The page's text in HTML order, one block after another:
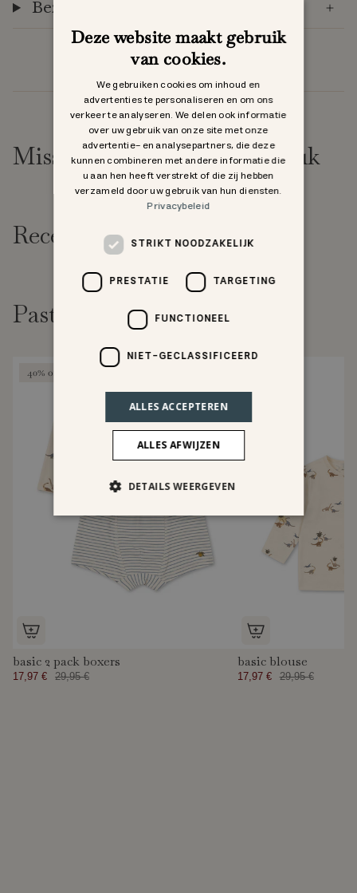
Bezorging & Retourneren
Misschien vind je dit ook leuk
Recent bekeken
Past goed bij
40% off
basic 2 pack boxers
17,97 € 29,95 €
basic blouse
17,97 € 29,95 €
Deze website maakt gebruik
van cookies.
We gebruiken cookies om inhoud en
advertenties te personaliseren en om ons
verkeer te analyseren. We delen ook informatie
over uw gebruik van onze site met onze
advertentie- en analysepartners, die deze
kunnen combineren met andere informatie die
u aan hen heeft verstrekt of die zij hebben
verzameld door uw gebruik van hun diensten.
Privacybeleid
STRIKT NOODZAKELIJK
PRESTATIE TARGETING
FUNCTIONEEL
NIET-GECLASSIFICEERD
ALLES ACCEPTEREN
ALLES AFWIJZEN
DETAILS WEERGEVEN